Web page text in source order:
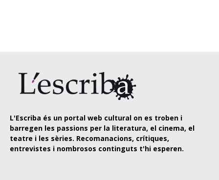
L'Escriba és un portal web cultural on es troben i
barregen les passions per la literatura, el cinema, el
teatre i les sèries. Recomanacions, crítiques,
entrevistes i nombrosos continguts t'hi esperen.